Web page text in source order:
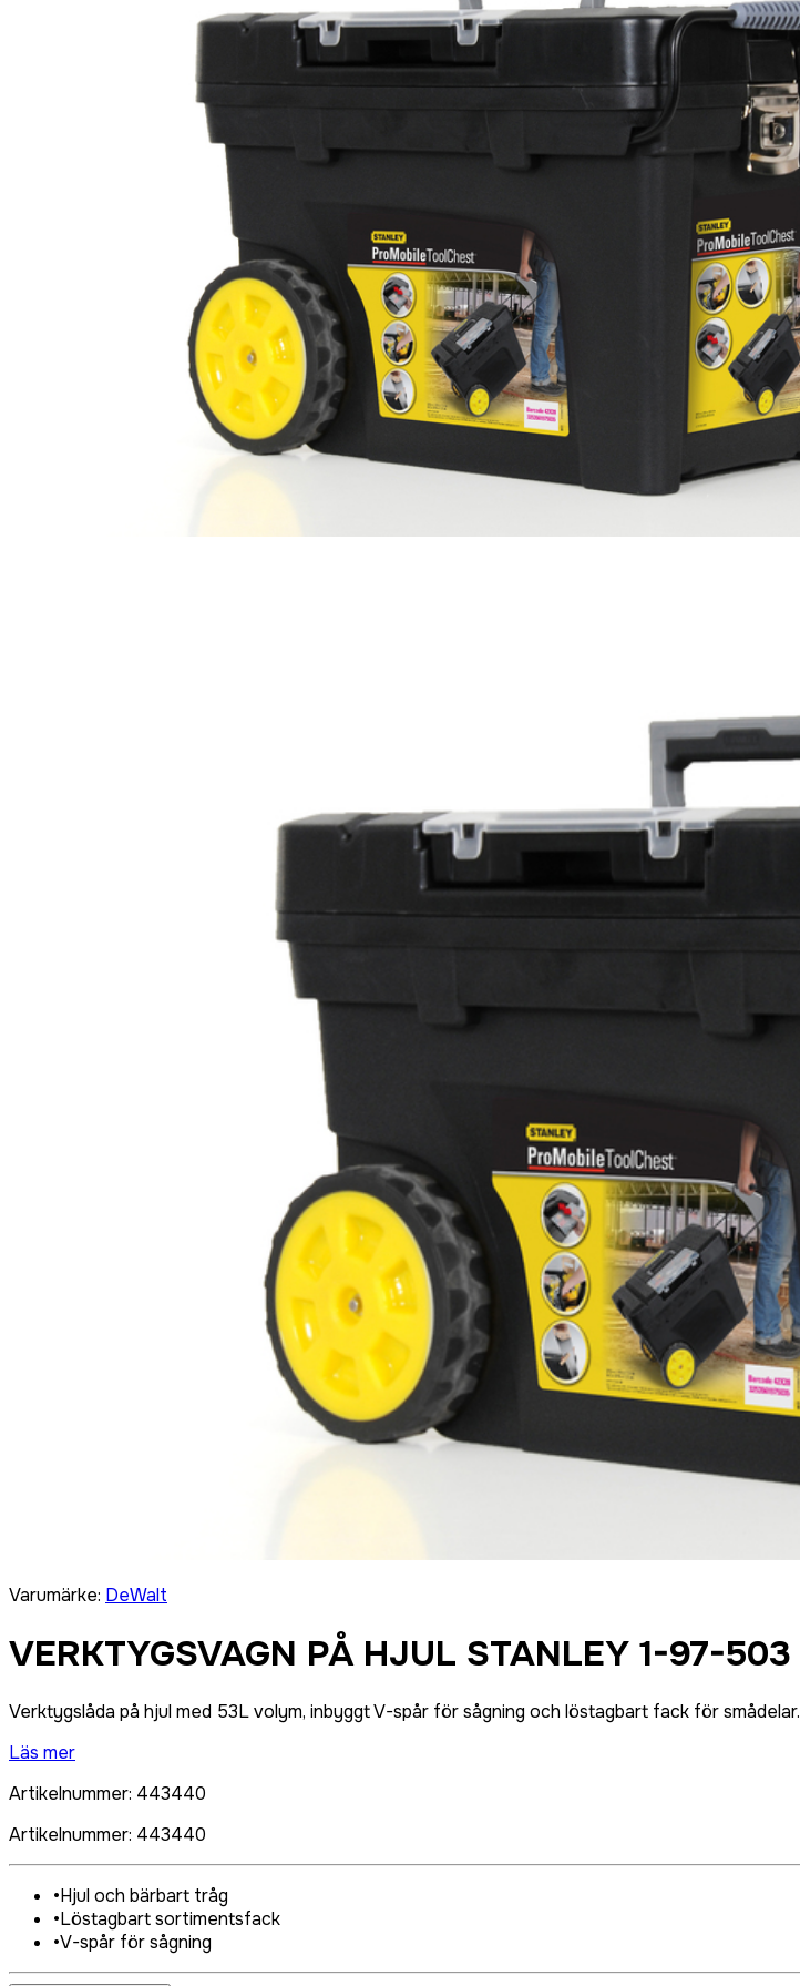
Varumärke: DeWalt
VERKTYGSVAGN PÅ HJUL STANLEY 1-97-503
Verktygslåda på hjul med 53L volym, inbyggt V-spår för sågning och löstagbart fack för smådelar.
Läs mer
Artikelnummer: 443440
Artikelnummer: 443440
•Hjul och bärbart tråg
•Löstagbart sortimentsfack
•V-spår för sågning